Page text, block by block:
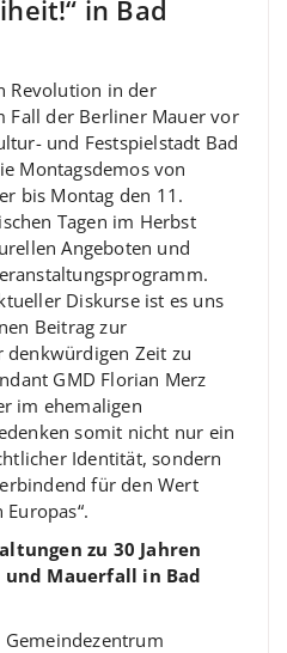
in Bad
Revolution in der
Fall der Berliner Mauer vor
und Festspielstadt Bad
Montagsdemos von
bis Montag den 11.
Tagen im Herbst
Angeboten und
Diskurse ist es uns
Beitrag zur
denkwürdigen Zeit zu
GMD Florian Merz
im ehemaligen
somit nicht nur ein
Identität, sondern
für den Wert
zu 30 Jahren
Mauerfall in Bad